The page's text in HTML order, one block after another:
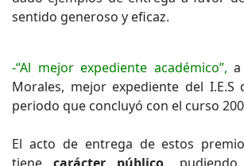
sentido generoso y eficaz.
-“Al mejor expediente académico”,
Morales, mejor expediente del I.E.S
periodo que concluyó con el curso
El acto de entrega de estos